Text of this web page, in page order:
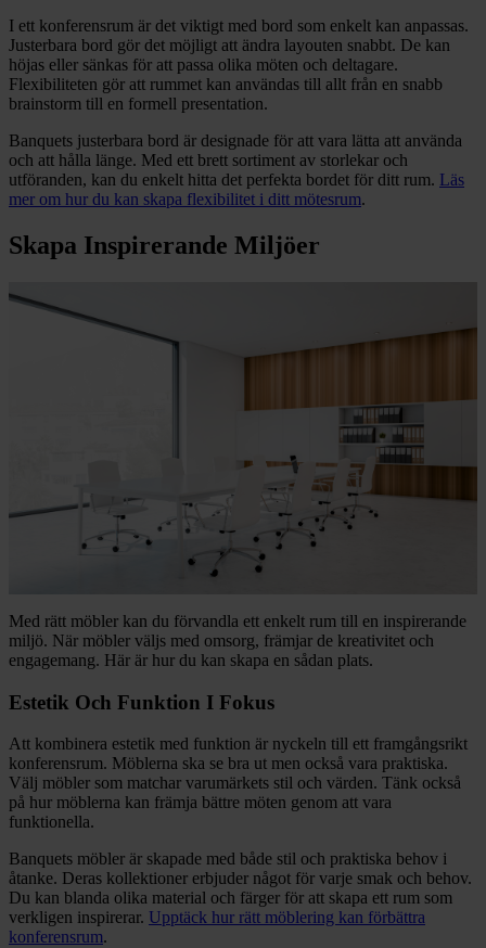
I ett konferensrum är det viktigt med bord som enkelt kan anpassas.
Justerbara bord gör det möjligt att ändra layouten snabbt. De kan
höjas eller sänkas för att passa olika möten och deltagare.
Flexibiliteten gör att rummet kan användas till allt från en snabb
brainstorm till en formell presentation.
Banquets justerbara bord är designade för att vara lätta att använda
och att hålla länge. Med ett brett sortiment av storlekar och
utföranden, kan du enkelt hitta det perfekta bordet för ditt rum. Läs
mer om hur du kan skapa flexibilitet i ditt mötesrum.
Skapa Inspirerande Miljöer
Med rätt möbler kan du förvandla ett enkelt rum till en inspirerande
miljö. När möbler väljs med omsorg, främjar de kreativitet och
engagemang. Här är hur du kan skapa en sådan plats.
Estetik Och Funktion I Fokus
Att kombinera estetik med funktion är nyckeln till ett framgångsrikt
konferensrum. Möblerna ska se bra ut men också vara praktiska.
Välj möbler som matchar varumärkets stil och värden. Tänk också
på hur möblerna kan främja bättre möten genom att vara
funktionella.
Banquets möbler är skapade med både stil och praktiska behov i
åtanke. Deras kollektioner erbjuder något för varje smak och behov.
Du kan blanda olika material och färger för att skapa ett rum som
verkligen inspirerar. Upptäck hur rätt möblering kan förbättra
konferensrum.